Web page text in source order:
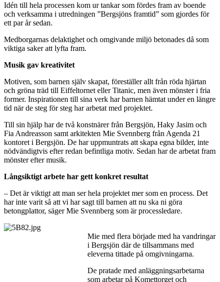
Idén till hela processen kom ur tankar som fördes fram av boende
och verksamma i utredningen ”Bergsjöns framtid” som gjordes för
ett par år sedan.
Medborgarnas delaktighet och omgivande miljö betonades då som
viktiga saker att lyfta fram.
Musik gav kreativitet
Motiven, som barnen själv skapat, föreställer allt från röda hjärtan
och gröna träd till Eiffeltornet eller Titanic, men även mönster i fria
former. Inspirationen till sina verk har barnen hämtat under en längre
tid när de steg för steg har arbetat med projektet.
Till sin hjälp har de två konstnärer från Bergsjön, Haky Jasim och
Fia Andreasson samt arkitekten Mie Svennberg från Agenda 21
kontoret i Bergsjön. De har uppmuntrats att skapa egna bilder, inte
nödvändigtvis efter redan befintliga motiv. Sedan har de arbetat fram
mönster efter musik.
Långsiktigt arbete har gett konkret resultat
– Det är viktigt att man ser hela projektet mer som en process. Det
har inte varit så att vi har sagt till barnen att nu ska ni göra
betongplattor, säger Mie Svennberg som är processledare.
Mie med flera började med ha vandringar
i Bergsjön där de tillsammans med
eleverna tittade på omgivningarna.
De pratade med anläggningsarbetarna
som arbetar på Komettorget och